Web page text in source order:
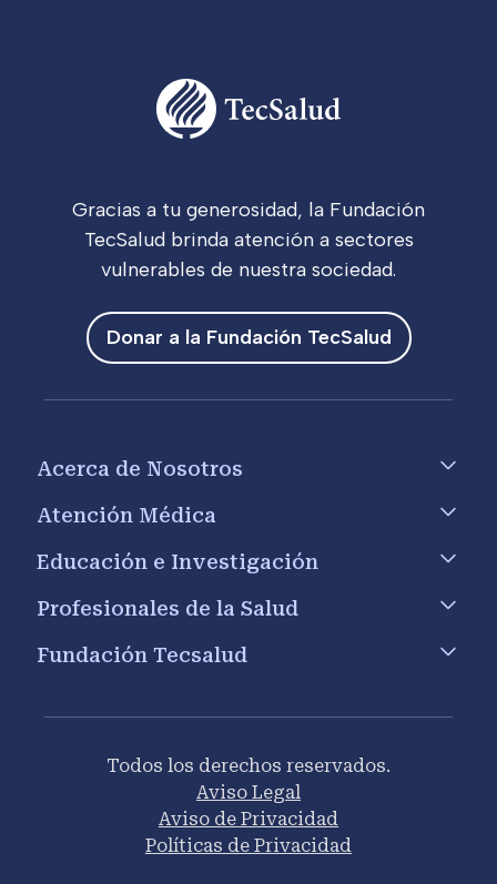
Gracias a tu generosidad, la Fundación
TecSalud brinda atención a sectores
vulnerables de nuestra sociedad.
Donar a la Fundación TecSalud
Acerca de Nosotros
Atención Médica
Educación e Investigación
Profesionales de la Salud
Fundación Tecsalud
Todos los derechos reservados.
Aviso Legal
Aviso de Privacidad
Políticas de Privacidad